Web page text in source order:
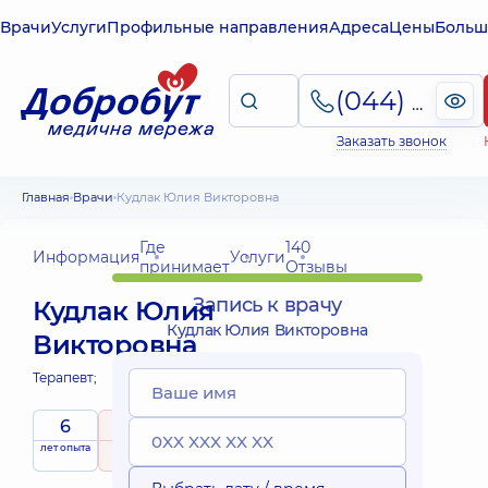
ВрачиУслугиПрофильные направленияАдресаЦены
(044) 495-2-888
Заказать звонок
Главная Врачи Кудлак Юлия Викторовна
ИнформацияГде
принимаетУслуги140
Отзывы
Кудлак Юлия
Викторовна
Терапевт;
6
лет опыта рейтингна основе
Запись к врачу
Кудлак Юлия Викторовна